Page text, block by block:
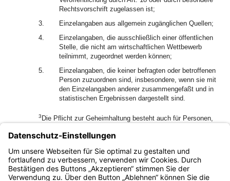
Rechtsvorschrift zugelassen ist;
3.
Einzelangaben aus allgemein zugänglichen Quellen;
4.
Einzelangaben, die ausschließlich einer öffentlichen
Stelle, die nicht am wirtschaftlichen Wettbewerb
teilnimmt, zugeordnet werden können;
5.
Einzelangaben, die keiner befragten oder betroffenen
Person zuzuordnen sind, insbesondere, wenn sie mit
den Einzelangaben anderer zusammengefaßt und in
statistischen Ergebnissen dargestellt sind.
3 Die Pflicht zur Geheimhaltung besteht auch für Personen,
Grund einer besonderen Rechtsvorschrift sind.
(2) Sonstige Vorschriften über die Geheimhaltung und
Verschwiegenheit bleiben unberührt.